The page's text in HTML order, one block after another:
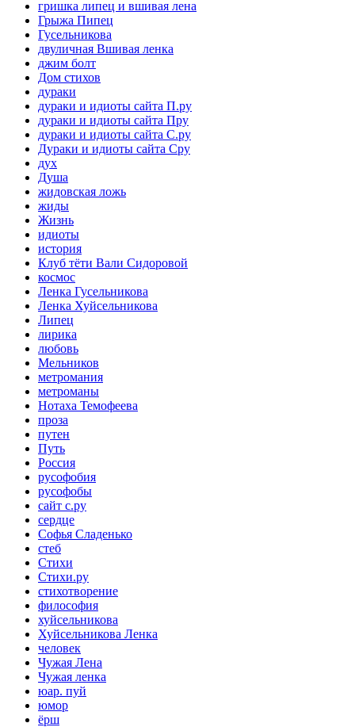
гришка липец и вшивая лена
Грыжа Пипец
Гусельникова
двуличная Вшивая ленка
джим болт
Дом стихов
дураки
дураки и идиоты сайта П.ру
дураки и идиоты сайта Пру
дураки и идиоты сайта С.ру
Дураки и идиоты сайта Сру
дух
Душа
жидовская ложь
жиды
Жизнь
идиоты
история
Клуб тёти Вали Сидоровой
космос
Ленка Гусельникова
Ленка Хуйсельникова
Липец
лирика
любовь
Мельников
метромания
метроманы
Нотаха Темофеева
проза
путен
Путь
Россия
русофобия
русофобы
сайт с.ру
сердце
Софья Сладенько
стеб
Стихи
Стихи.ру
стихотворение
философия
хуйсельникова
Хуйсельникова Ленка
человек
Чужая Лена
Чужая ленка
юар. пуй
юмор
ёрш